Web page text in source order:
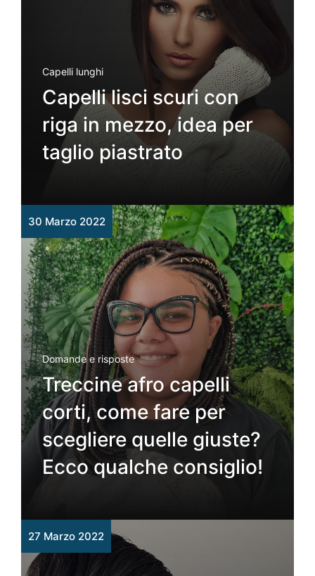
Capelli lunghi
Capelli lisci scuri con
riga in mezzo, idea per
taglio piastrato
30 Marzo 2022
Domande e risposte
Treccine afro capelli
corti, come fare per
scegliere quelle giuste?
Ecco qualche consiglio!
27 Marzo 2022